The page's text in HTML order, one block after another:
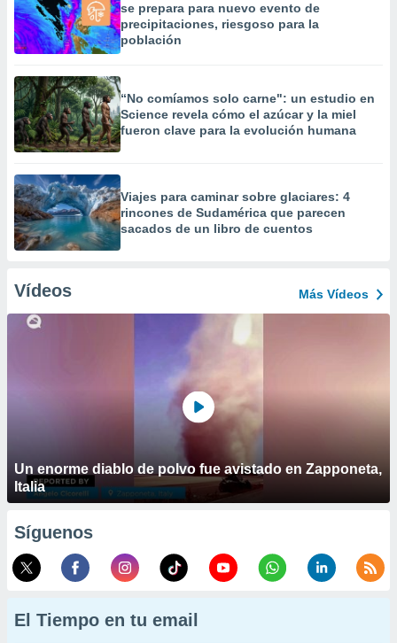
se prepara para nuevo evento de
precipitaciones, riesgoso para la
población
“No comíamos solo carne": un estudio en
Science revela cómo el azúcar y la miel
fueron clave para la evolución humana
Viajes para caminar sobre glaciares: 4
rincones de Sudamérica que parecen
sacados de un libro de cuentos
Vídeos Más Vídeos
Un enorme diablo de polvo fue avistado en Zapponeta,
Italia
Síguenos
El Tiempo en tu email